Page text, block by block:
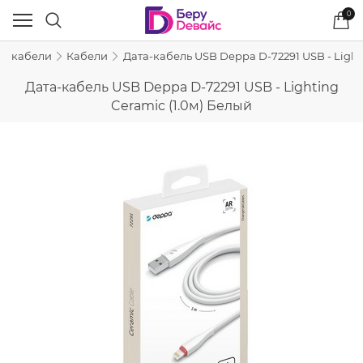
0
кабели Кабели Дата-кабель USB Deppa D-72291 USB -
Дата-кабель USB Deppa D-72291 USB - Lighting
Ceramic (1.0м) Белый